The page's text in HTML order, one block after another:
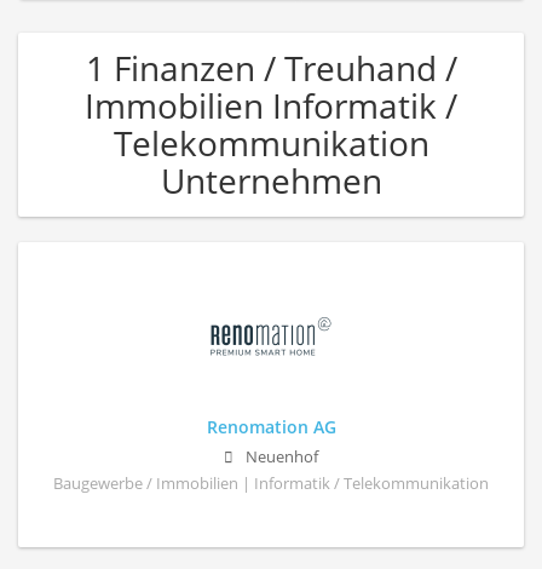
1 Finanzen / Treuhand /
Immobilien Informatik /
Telekommunikation
Unternehmen
Renomation AG
Neuenhof
Baugewerbe / Immobilien | Informatik / Telekommunikation